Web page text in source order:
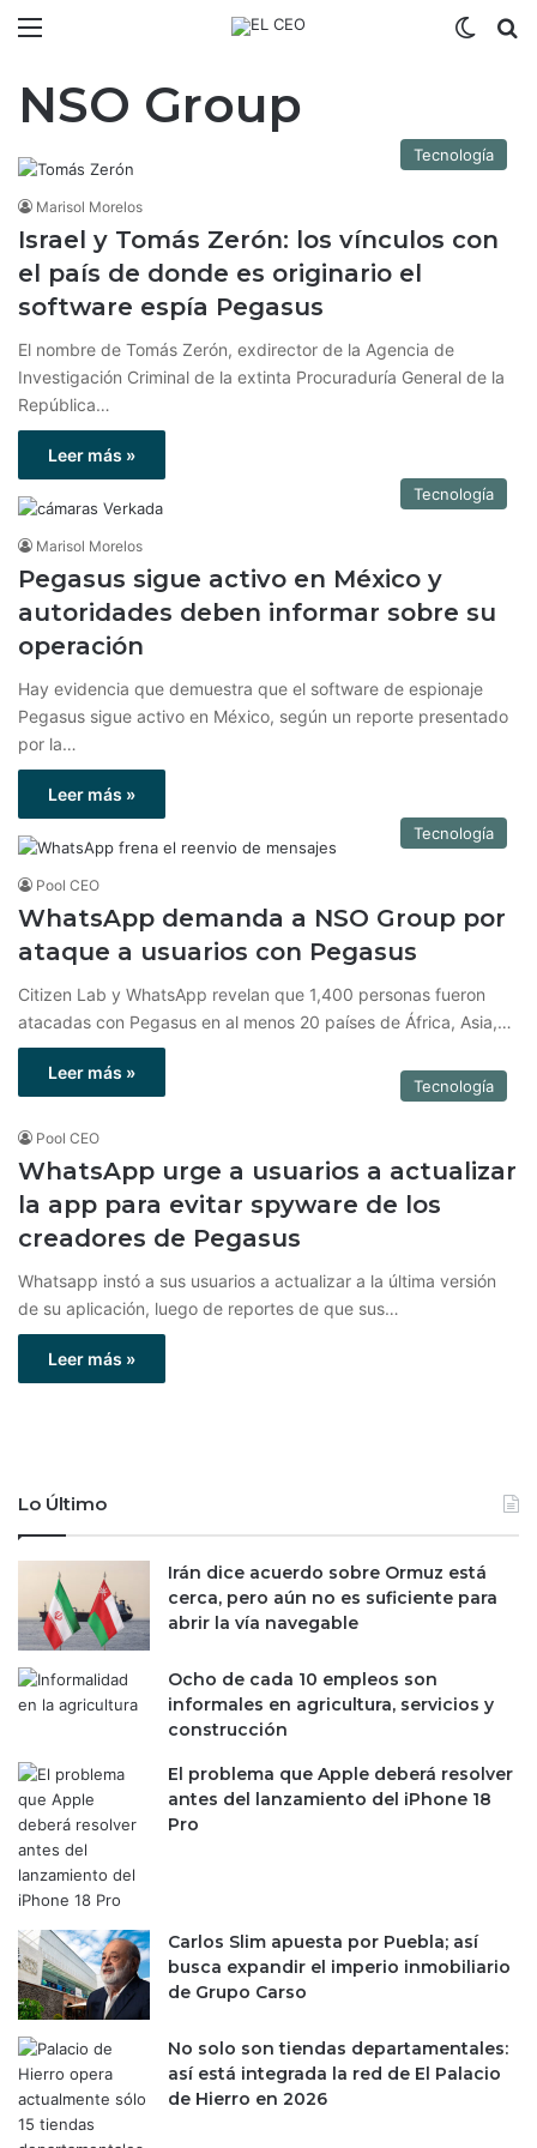
NSO Group
Tecnología
Marisol Morelos
Israel y Tomás Zerón: los vínculos con
el país de donde es originario el
software espía Pegasus
El nombre de Tomás Zerón, exdirector de la Agencia de
Investigación Criminal de la extinta Procuraduría General de la
República…
Leer más »
Tecnología
Marisol Morelos
Pegasus sigue activo en México y
autoridades deben informar sobre su
operación
Hay evidencia que demuestra que el software de espionaje
Pegasus sigue activo en México, según un reporte presentado
por la…
Leer más »
Tecnología
Pool CEO
WhatsApp demanda a NSO Group por
ataque a usuarios con Pegasus
Citizen Lab y WhatsApp revelan que 1,400 personas fueron
atacadas con Pegasus en al menos 20 países de África, Asia,…
Leer más »
Tecnología
Pool CEO
WhatsApp urge a usuarios a actualizar
la app para evitar spyware de los
creadores de Pegasus
Whatsapp instó a sus usuarios a actualizar a la última versión
de su aplicación, luego de reportes de que sus…
Leer más »
Lo Último
Irán dice acuerdo sobre Ormuz está
cerca, pero aún no es suficiente para
abrir la vía navegable
Ocho de cada 10 empleos son
informales en agricultura, servicios y
construcción
El problema que Apple deberá resolver
antes del lanzamiento del iPhone 18
Pro
Carlos Slim apuesta por Puebla; así
busca expandir el imperio inmobiliario
de Grupo Carso
No solo son tiendas departamentales:
así está integrada la red de El Palacio
de Hierro en 2026